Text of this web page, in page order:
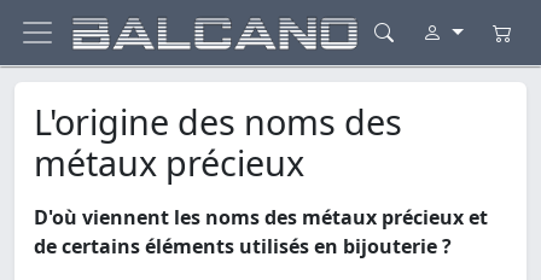
L'origine des noms des
métaux précieux
D'où viennent les noms des métaux précieux et
de certains éléments utilisés en bijouterie ?